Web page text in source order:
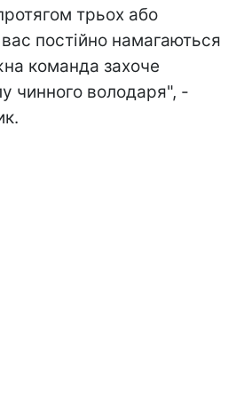
трьох або
постійно намагаються
команда захоче
чинного володаря", -